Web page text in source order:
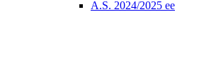
A.S. 2024/2025 ee